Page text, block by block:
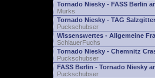
Tornado Niesky - FASS Berlin
Murks
Tornado Niesky - TAG
Puckschubser
Wissenswertes - Allgemeine
SchlauerFuchs
Tornado Niesky - Chemnitz
Puckschubser
FASS Berlin - Tornado Niesky
Puckschubser